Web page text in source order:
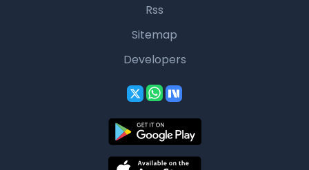
Rss
Sitemap
Developers